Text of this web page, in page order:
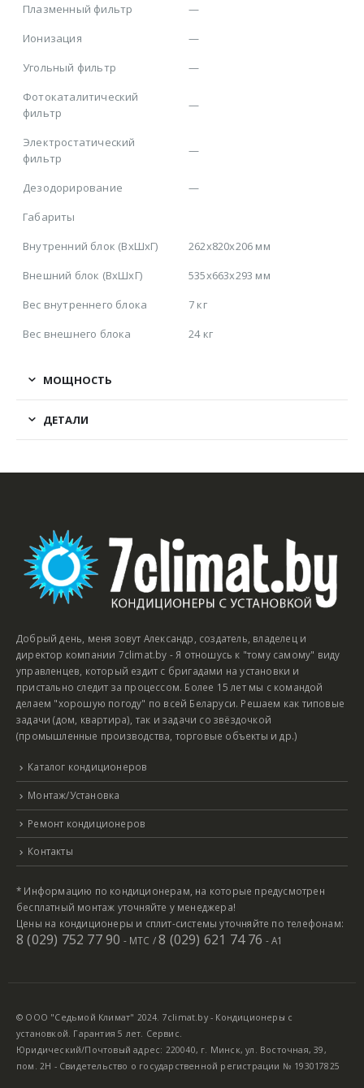
Плазменный фильтр
—
Ионизация
—
Угольный фильтр
—
Фотокаталитический
фильтр
—
Электростатический
фильтр
—
Дезодорирование
—
Габариты
Внутренний блок (ВхШхГ)
262x820x206 мм
Внешний блок (ВхШхГ)
535x663x293 мм
Вес внутреннего блока
7 кг
Вес внешнего блока
24 кг
МОЩНОСТЬ
ДЕТАЛИ
Добрый день, меня зовут Александр, создатель, владелец и
директор компании 7climat.by - Я отношусь к "тому самому" виду
управленцев, который ездит с бригадами на установки и
пристально следит за процессом. Более 15 лет мы с командой
делаем "хорошую погоду" по всей Беларуси. Решаем как типовые
задачи (дом, квартира), так и задачи со звёздочкой
(промышленные производства, торговые объекты и др.)
Каталог кондиционеров
Монтаж/Установка
Ремонт кондиционеров
Контакты
* Информацию по кондиционерам, на которые предусмотрен
бесплатный монтаж уточняйте у менеджера!
Цены на кондиционеры и сплит-системы уточняйте по телефонам:
8 (029) 752 77 90 - МТС /8 (029) 621 74 76 - А1
© ООО "Седьмой Климат" 2024. 7climat.by - Кондиционеры с
установкой. Гарантия 5 лет. Сервис.
Юридический/Почтовый адрес: 220040, г. Минск, ул. Восточная, 39,
пом. 2Н - Свидетельство о государственной регистрации № 193017825